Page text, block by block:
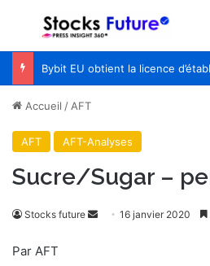
Menu
Accueil /AFT
AFT AFT-Analyses
Sucre/Sugar –
Stocks future 16 janvier 2020
Par AFT